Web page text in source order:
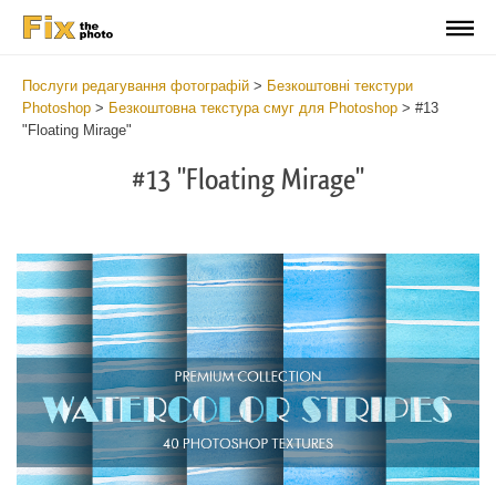
Послуги редагування фотографій > Безкоштовні текстури
Photoshop > Безкоштовна текстура смуг для Photoshop > #13
"Floating Mirage"
#13 "Floating Mirage"